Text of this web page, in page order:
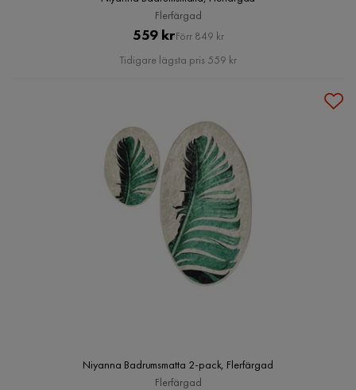
Flerfärgad
Pris
559 krOriginal
Pris
Förr 849 kr
Tidigare lägsta pris 559 kr
Niyanna Badrumsmatta 2-pack, Flerfärgad
Flerfärgad